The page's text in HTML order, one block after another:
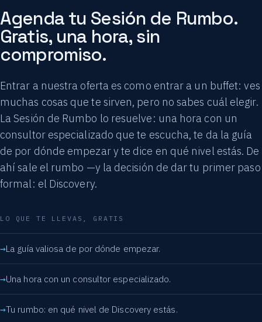
Agenda tu Sesión de Rumbo.
Gratis, una hora, sin
compromiso.
Entrar a nuestra oferta es como entrar a un buffet: ves
muchas cosas que te sirven, pero no sabes cuál elegir.
La Sesión de Rumbo lo resuelve: una hora con un
consultor especializado que te escucha, te da la guía
de por dónde empezar y te dice en qué nivel estás. De
ahí sale el rumbo —y la decisión de dar tu primer paso
formal: el Discovery.
LO QUE TE LLEVAS, GRATIS
La guía valiosa de por dónde empezar.
Una hora con un consultor especializado.
Tu rumbo: en qué nivel de Discovery estás.